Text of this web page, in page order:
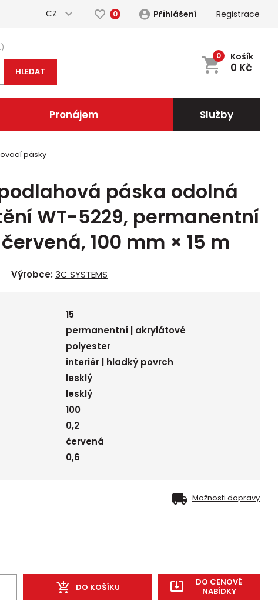
CZ 0 Přihlášení Registrace
HLEDAT
Košík
0 Kč
0
Pronájem Služby
pásky
páska odolná
WT-5229, permanentní
100 mm × 15 m
Výrobce:3C SYSTEMS
15
permanentní | akrylátové
polyester
interiér | hladký povrch
lesklý
lesklý
100
0,2
červená
0,6
Možnosti dopravy
DO KOŠÍKU
DO CENOVÉ
NABÍDKY